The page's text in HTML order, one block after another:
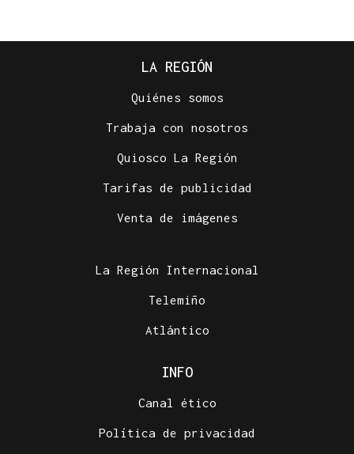
LA REGIÓN
Quiénes somos
Trabaja con nosotros
Quiosco La Región
Tarifas de publicidad
Venta de imágenes
La Región Internacional
Telemiño
Atlántico
INFO
Canal ético
Política de privacidad